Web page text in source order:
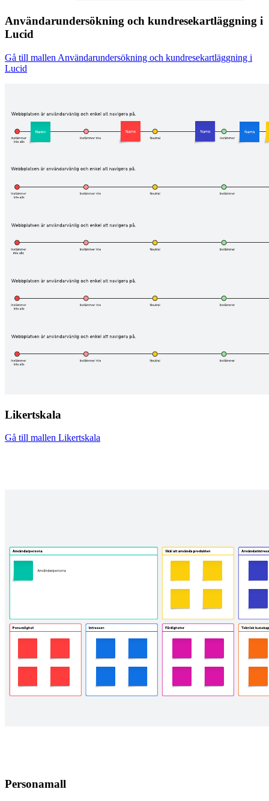
Användarundersökning och kundresekartläggning i
Lucid
Gå till mallen Användarundersökning och kundresekartläggning i
Lucid
Likertskala
Gå till mallen Likertskala
Personamall